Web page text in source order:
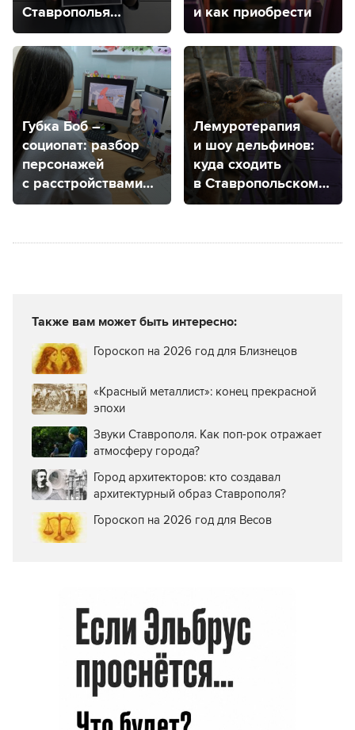
Ставрополья
исправиться
и вернуться
в общество?
и как приобрести
Губка Боб –
социопат: разбор
персонажей
с расстройствами
от психолога
Лемуротерапия
и шоу дельфинов:
куда сходить
в Ставропольском
крае, чтобы
на животных
Также вам может быть интересно:
Гороскоп на 2026 год для Близнецов
«Красный металлист»: конец прекрасной
эпохи
Звуки Ставрополя. Как поп-рок отражает
атмосферу города?
Город архитекторов: кто создавал
архитектурный образ Ставрополя?
Гороскоп на 2026 год для Весов